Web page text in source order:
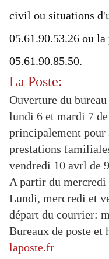
civil ou situations
05.61.90.53.26 ou
05.61.90.85.50.
La Poste:
Ouverture du bureau
lundi 6 et mardi 7
principalement pour
prestations
vendredi 10 avrl de
A partir du
Lundi, mercredi et
départ du courrier:
Bureaux de poste et
laposte.fr